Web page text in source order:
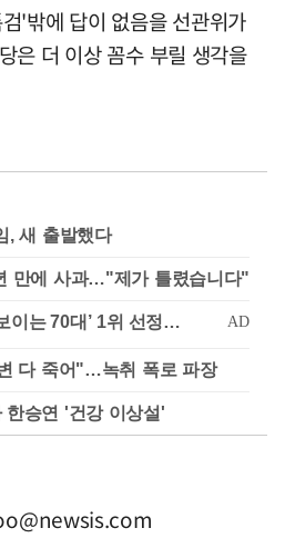
'밖에 답이 없음을 선관위가
은 더 이상 꼼수 부릴 생각을
, 새 출발했다
만에 사과…"제가 틀렸습니다"
다 죽어"…녹취 폭로 파장
승연 '건강 이상설'